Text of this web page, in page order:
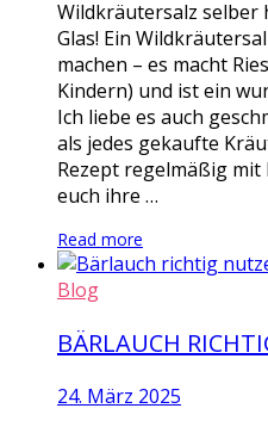
Wildkräutersalz selber
Glas! Ein
machen – es macht
Kindern) und ist ein
Ich liebe es auch
als jedes gekaufte
Rezept regelmäßig
euch ihre …
Read more
Blog
BÄRLAUCH
24. März 2025